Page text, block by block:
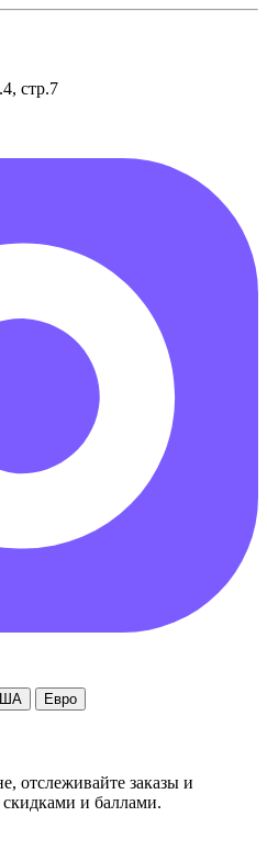
стр.7
Евро
отслеживайте заказы и
и баллами.